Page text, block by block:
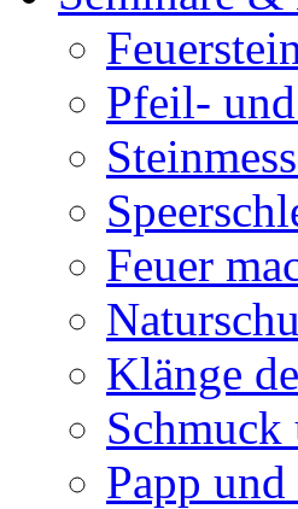
Pfeil-
Feuer
Klänge
Papp